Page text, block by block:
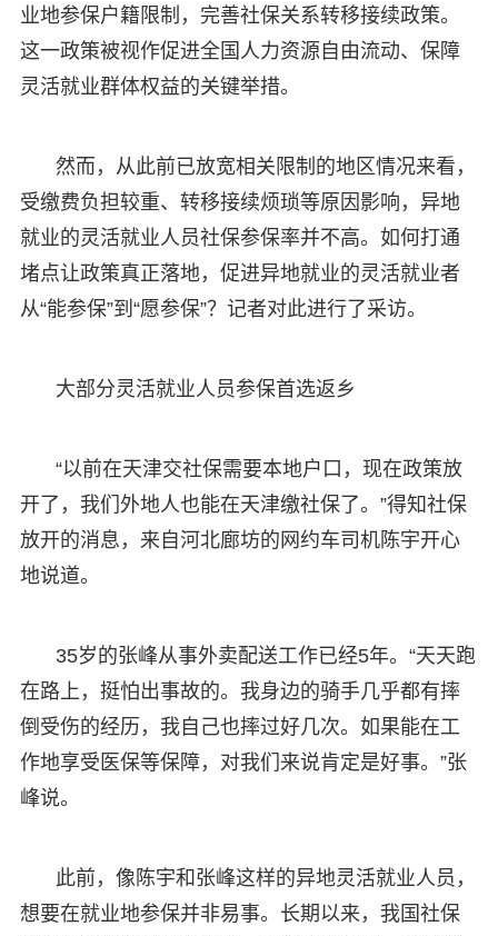
业地参保户籍限制，完善社保关系转移接续政策。
这一政策被视作促进全国人力资源自由流动、保障
灵活就业群体权益的关键举措。
然而，从此前已放宽相关限制的地区情况来看，
受缴费负担较重、转移接续烦琐等原因影响，异地
就业的灵活就业人员社保参保率并不高。如何打通
堵点让政策真正落地，促进异地就业的灵活就业者
从“能参保”到“愿参保”？记者对此进行了采访。
大部分灵活就业人员参保首选返乡
“以前在天津交社保需要本地户口，现在政策放
开了，我们外地人也能在天津缴社保了。”得知社保
放开的消息，来自河北廊坊的网约车司机陈宇开心
地说道。
35岁的张峰从事外卖配送工作已经5年。“天天跑
在路上，挺怕出事故的。我身边的骑手几乎都有摔
倒受伤的经历，我自己也摔过好几次。如果能在工
作地享受医保等保障，对我们来说肯定是好事。”张
峰说。
此前，像陈宇和张峰这样的异地灵活就业人员，
想要在就业地参保并非易事。长期以来，我国社保